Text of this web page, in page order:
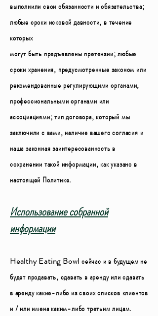
выполнили свои обязанности и обязательства;
любые сроки исковой давности, в течение
которых
могут быть предъявлены претензии; любые
сроки хранения, предусмотренные законом или
рекомендованные регулирующими органами,
профессиональными органами или
ассоциациями; тип договора, который мы
заключили с вами, наличие вашего согласия и
наша законная заинтересованность в
сохранении такой информации, как указано в
настоящей Политике.
Использование собранной
информации
Healthy Eating Bowl сейчас и в будущем не
будет продавать, сдавать в аренду или сдавать
в аренду какие-либо из своих списков клиентов
и / или имена каким-либо третьим лицам.